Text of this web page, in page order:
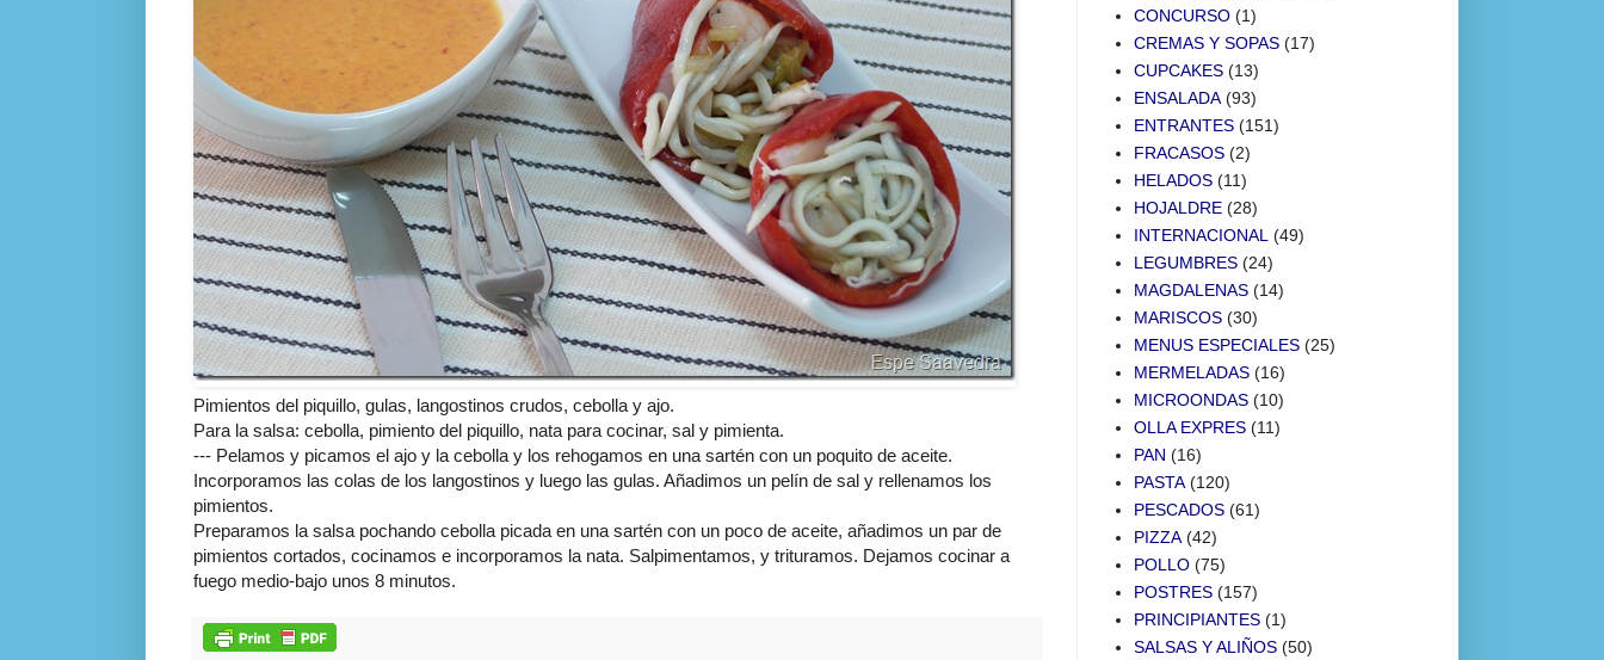
Pimientos del piquillo, gulas, langostinos crudos, cebolla y ajo.
Para la salsa: cebolla, pimiento del piquillo, nata para cocinar, sal y pimienta.
--- Pelamos y picamos el ajo y la cebolla y los rehogamos en una sartén con un poquito de aceite.
Incorporamos las colas de los langostinos y luego las gulas. Añadimos un pelín de sal y rellenamos los
pimientos.
Preparamos la salsa pochando cebolla picada en una sartén con un poco de aceite, añadimos un par de
pimientos cortados, cocinamos e incorporamos la nata. Salpimentamos, y trituramos. Dejamos cocinar a
fuego medio-bajo unos 8 minutos.
CONCURSO (1)
CREMAS Y SOPAS (17)
CUPCAKES (13)
ENSALADA (93)
ENTRANTES (151)
FRACASOS (2)
HELADOS (11)
HOJALDRE (28)
INTERNACIONAL (49)
LEGUMBRES (24)
MAGDALENAS (14)
MARISCOS (30)
MENUS ESPECIALES (25)
MERMELADAS (16)
MICROONDAS (10)
OLLA EXPRES (11)
PAN (16)
PASTA (120)
PESCADOS (61)
PIZZA (42)
POLLO (75)
POSTRES (157)
PRINCIPIANTES (1)
SALSAS Y ALIÑOS (50)